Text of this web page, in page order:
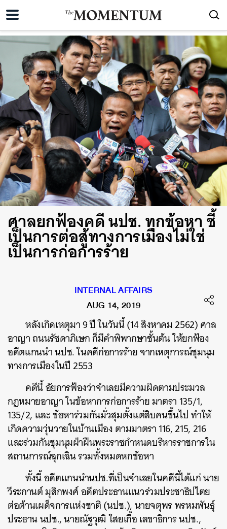
ศาลยกฟ้องคดี นปช. ทุกข้อหา ชี้
เป็นการต่อสู้ทางการเมืองไม่ใช่
เป็นการก่อการร้าย
INTERNAL AFFAIRS
AUG 14, 2019
หลังเกิดเหตุมา 9 ปี ในวันนี้ (14 สิงหาคม 2562) ศาล
อาญา ถนนรัชดาภิเษก ก็มีคำพิพากษาชั้นต้น ให้ยกฟ้อง
อดีตแกนนำ นปช. ในคดีก่อการร้าย จากเหตุการณ์ชุมนุม
ทางการเมืองในปี 2553
คดีนี้ อัยการฟ้องว่าจำเลยมีความผิดตามประมวล
กฎหมายอาญา ในข้อหาการก่อการร้าย มาตรา 135/1,
135/2, และ ข้อหาร่วมกันมั่วสุมตั้งแต่สิบคนขึ้นไป ทำให้
เกิดความวุ่นวายในบ้านเมือง ตามมาตรา 116, 215, 216
และร่วมกันชุมนุมฝ่าฝืนพระราชกำหนดบริหารราชการใน
สถานการณ์ฉุกเฉิน รวมทั้งหมดหกข้อหา
ทั้งนี้ อดีตแกนนำนปช.ที่เป็นจำเลยในคดีนี้ได้แก่ นาย
วีระกานต์ มุสิกพงศ์ อดีตประธานแนวร่วมประชาธิปไตย
ต่อต้านเผด็จการแห่งชาติ (นปช.), นายจตุพร พรหมพันธุ์
ประธาน นปช., นายณัฐวุฒิ ใสยเกื้อ เลขาธิการ นปช.,